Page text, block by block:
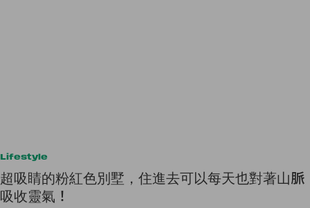
Lifestyle
超吸睛的粉紅色別墅，住進去可以每天也對著山脈
吸收靈氣！